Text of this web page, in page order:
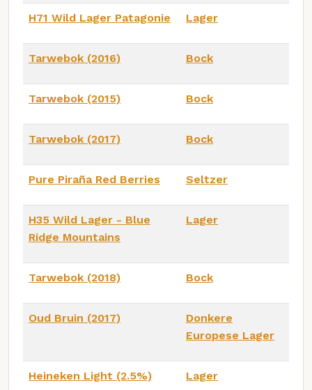
H71 Wild Lager Patagonie Lager
Tarwebok (2016) Bock
Tarwebok (2015) Bock
Tarwebok (2017) Bock
Pure Piraña Red Berries Seltzer
H35 Wild Lager - Blue
Ridge Mountains
Lager
Tarwebok (2018) Bock
Oud Bruin (2017)
Donkere
Europese Lager
Heineken Light (2.5%) Lager